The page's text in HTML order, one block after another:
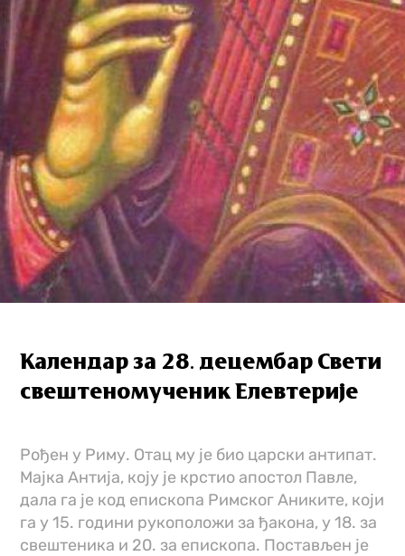
Календар за 28. децембар Свети
свештеномученик Елевтерије
Рођен у Риму. Отац му је био царски антипат.
Мајка Антија, коју је крстио апостол Павле,
дала га је код епископа Римског Аниките, који
га у 15. години рукоположи за ђакона, у 18. за
свештеника и 20. за епископа. Постављен је